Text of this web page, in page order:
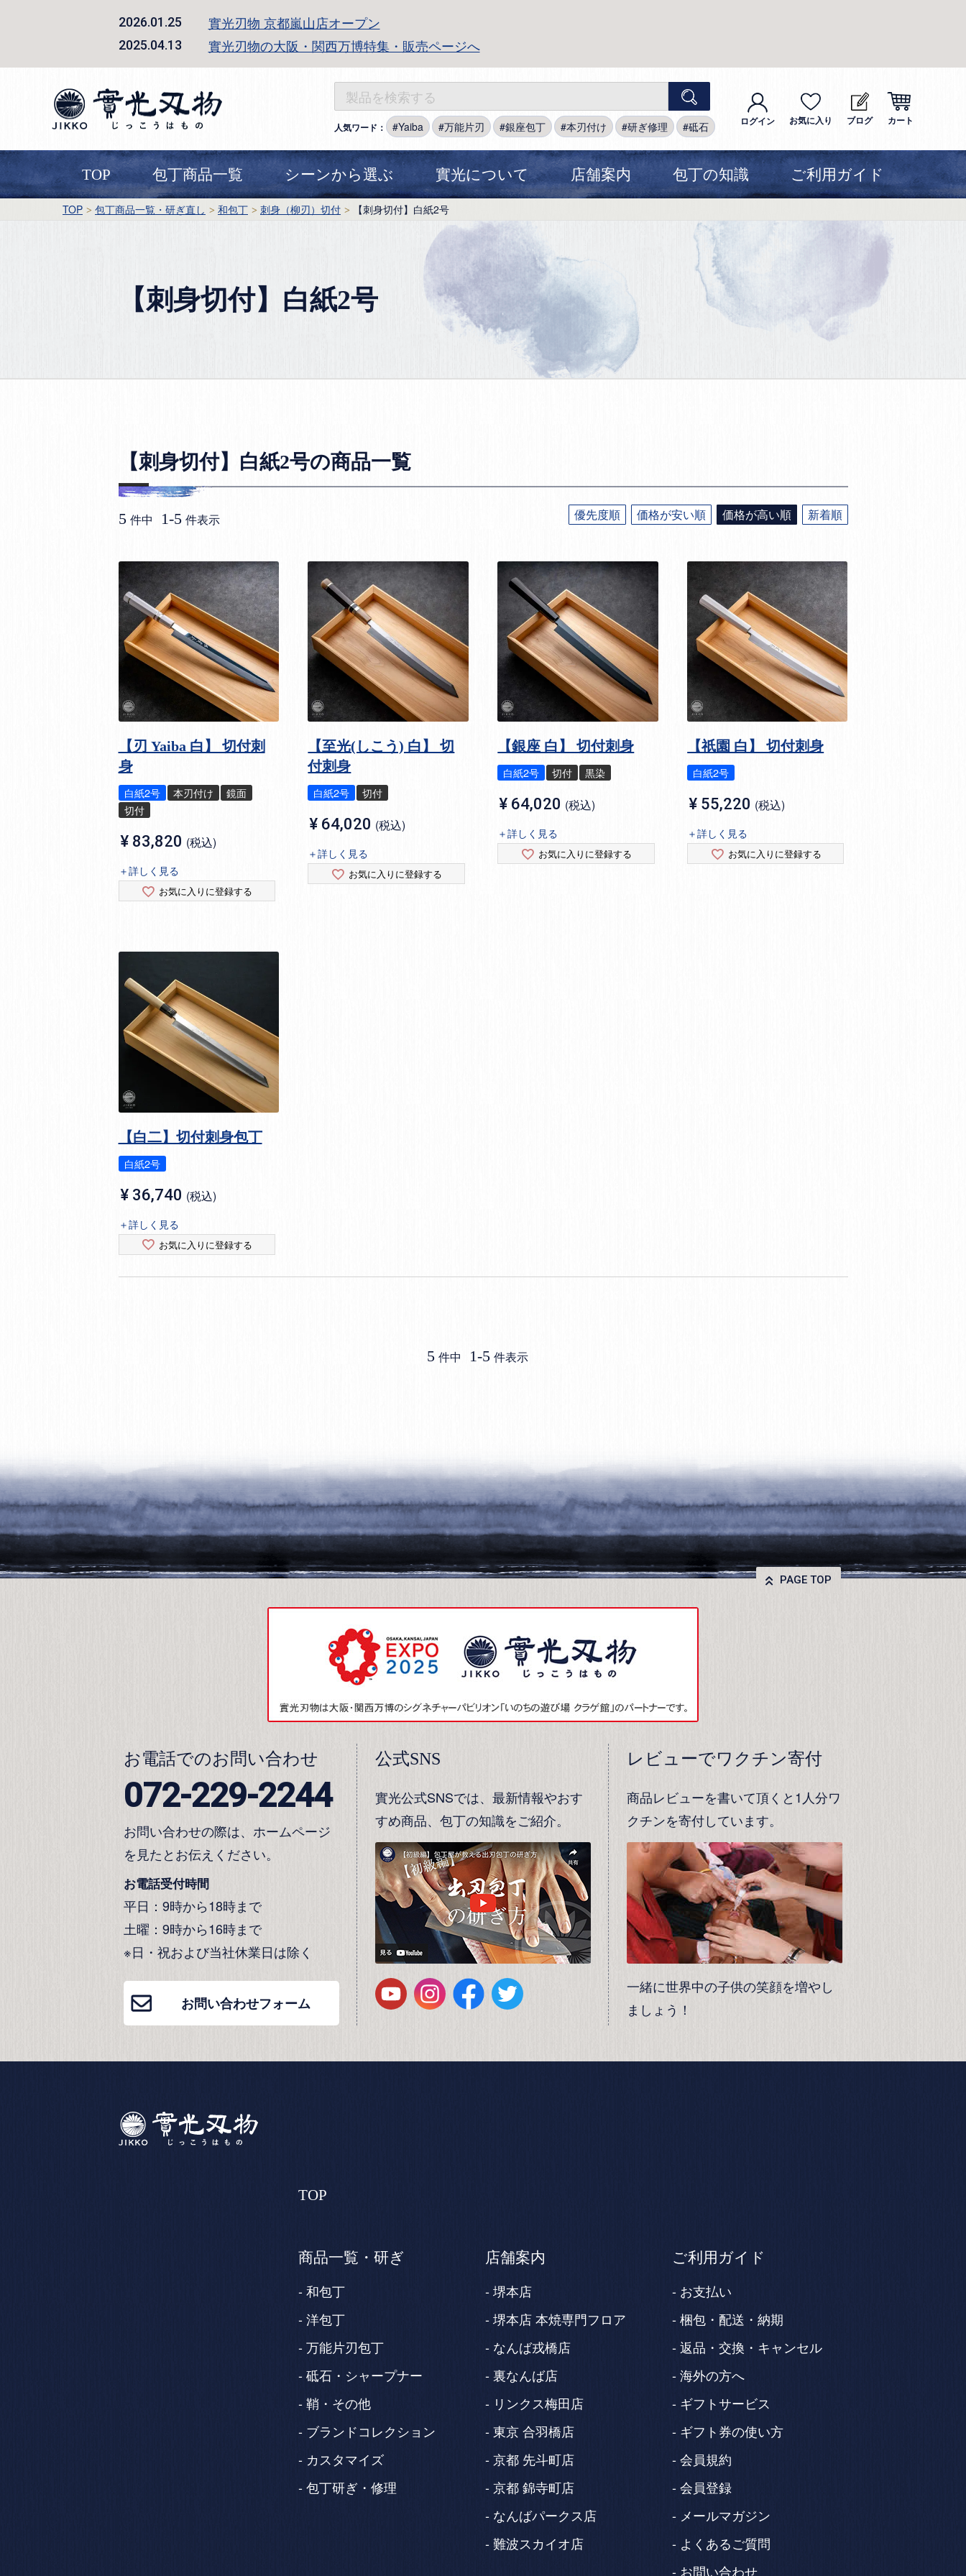
2026.01.25 實光刃物 京都嵐山店オープン
2025.04.13 實光刃物の大阪・関西万博特集・販売ページへ
人気ワード： Yaiba 万能片刃 銀座包丁 本刃付け 研ぎ修理 砥石 ログイン お気に入り ブログ カート
TOP 包丁商品一覧 シーンから選ぶ 實光について 店舗案内 包丁の知識 ご利用ガイド
TOP 包丁商品一覧・研ぎ直し 和包丁 刺身（柳刃）切付 【刺身切付】白紙2号
【刺身切付】白紙2号
【刺身切付】白紙2号の商品一覧
優先度順 価格が安い順 価格が高い順 新着順
5 件中 1-5 件表示
【刃 Yaiba 白】 切付刺
身
白紙2号 本刃付け
鏡面
切付
¥ 83,820 税込
＋詳しく見る
お気に入りに登録する
【至光(しこう) 白】 切
付刺身
白紙2号 切付
¥ 64,020 税込
＋詳しく見る
お気に入りに登録する
【銀座 白】 切付刺身
白紙2号 切付 黒染
¥ 64,020 税込
＋詳しく見る
お気に入りに登録する
【祇園 白】 切付刺身
白紙2号
¥ 55,220 税込
＋詳しく見る
お気に入りに登録する
【白二】切付刺身包丁
白紙2号
¥ 36,740 税込
＋詳しく見る
お気に入りに登録する
5 件中 1-5 件表示
PAGE TOP
お電話でのお問い合わせ
072-229-2244
お問い合わせの際は、ホームページ
を見たとお伝えください。
お電話受付時間
平日：9時から18時まで
土曜：9時から16時まで
※日・祝および当社休業日は除く
お問い合わせフォーム
公式SNS
實光公式SNSでは、最新情報やおす
すめ商品、包丁の知識をご紹介。
レビューでワクチン寄付
商品レビューを書いて頂くと1人分ワ
クチンを寄付しています。
一緒に世界中の子供の笑顔を増やし
ましょう！
TOP
商品一覧・研ぎ
和包丁
洋包丁
万能片刃包丁
砥石・シャープナー
鞘・その他
ブランドコレクション
カスタマイズ
包丁研ぎ・修理
店舗案内
堺本店
堺本店 本焼専門フロア
なんば戎橋店
裏なんば店
リンクス梅田店
東京 合羽橋店
京都 先斗町店
京都 錦寺町店
なんばパークス店
難波スカイオ店
ご利用ガイド
お支払い
梱包・配送・納期
返品・交換・キャンセル
海外の方へ
ギフトサービス
ギフト券の使い方
会員規約
会員登録
メールマガジン
よくあるご質問
お問い合わせ